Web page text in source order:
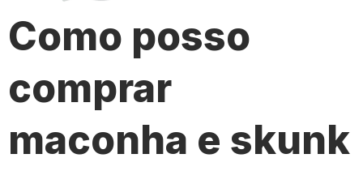
Como posso
comprar
maconha e skunk